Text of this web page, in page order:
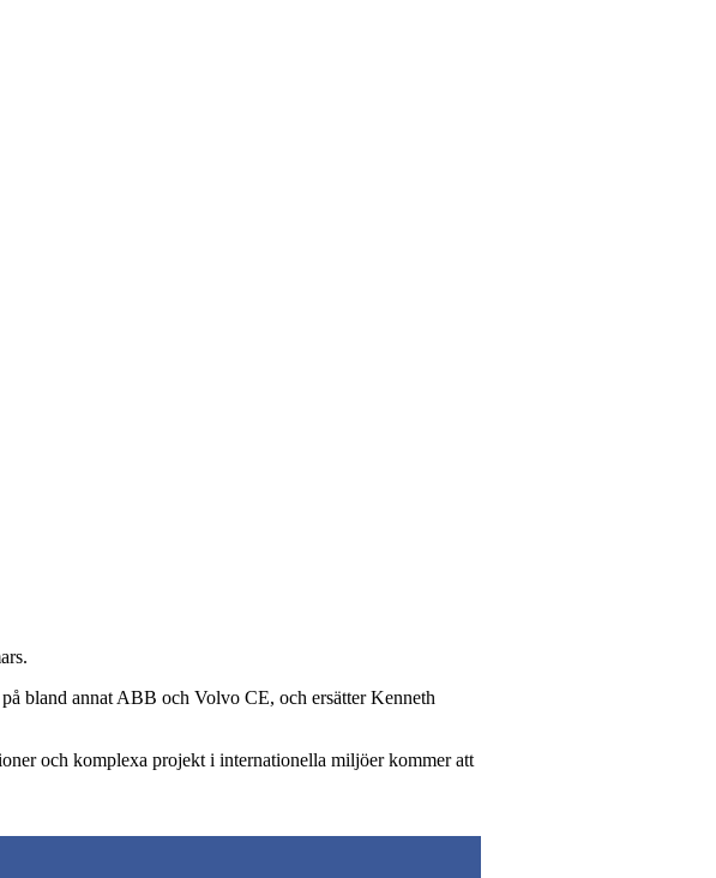
bland annat ABB och Volvo CE, och ersätter Kenneth
och komplexa projekt i internationella miljöer kommer att